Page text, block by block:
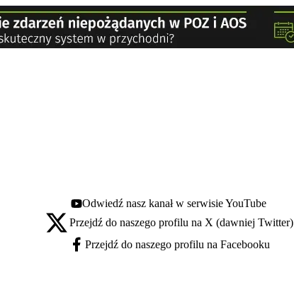
Youtube - otwiera się w nowej karcie
Odwiedź nasz kanał w serwisie YouTube
X - otwiera się w nowej karcie
Przejdź do naszego profilu na X (dawniej Twitter)
Facebook - otwiera się w nowej karcie
Przejdź do naszego profilu na Facebooku